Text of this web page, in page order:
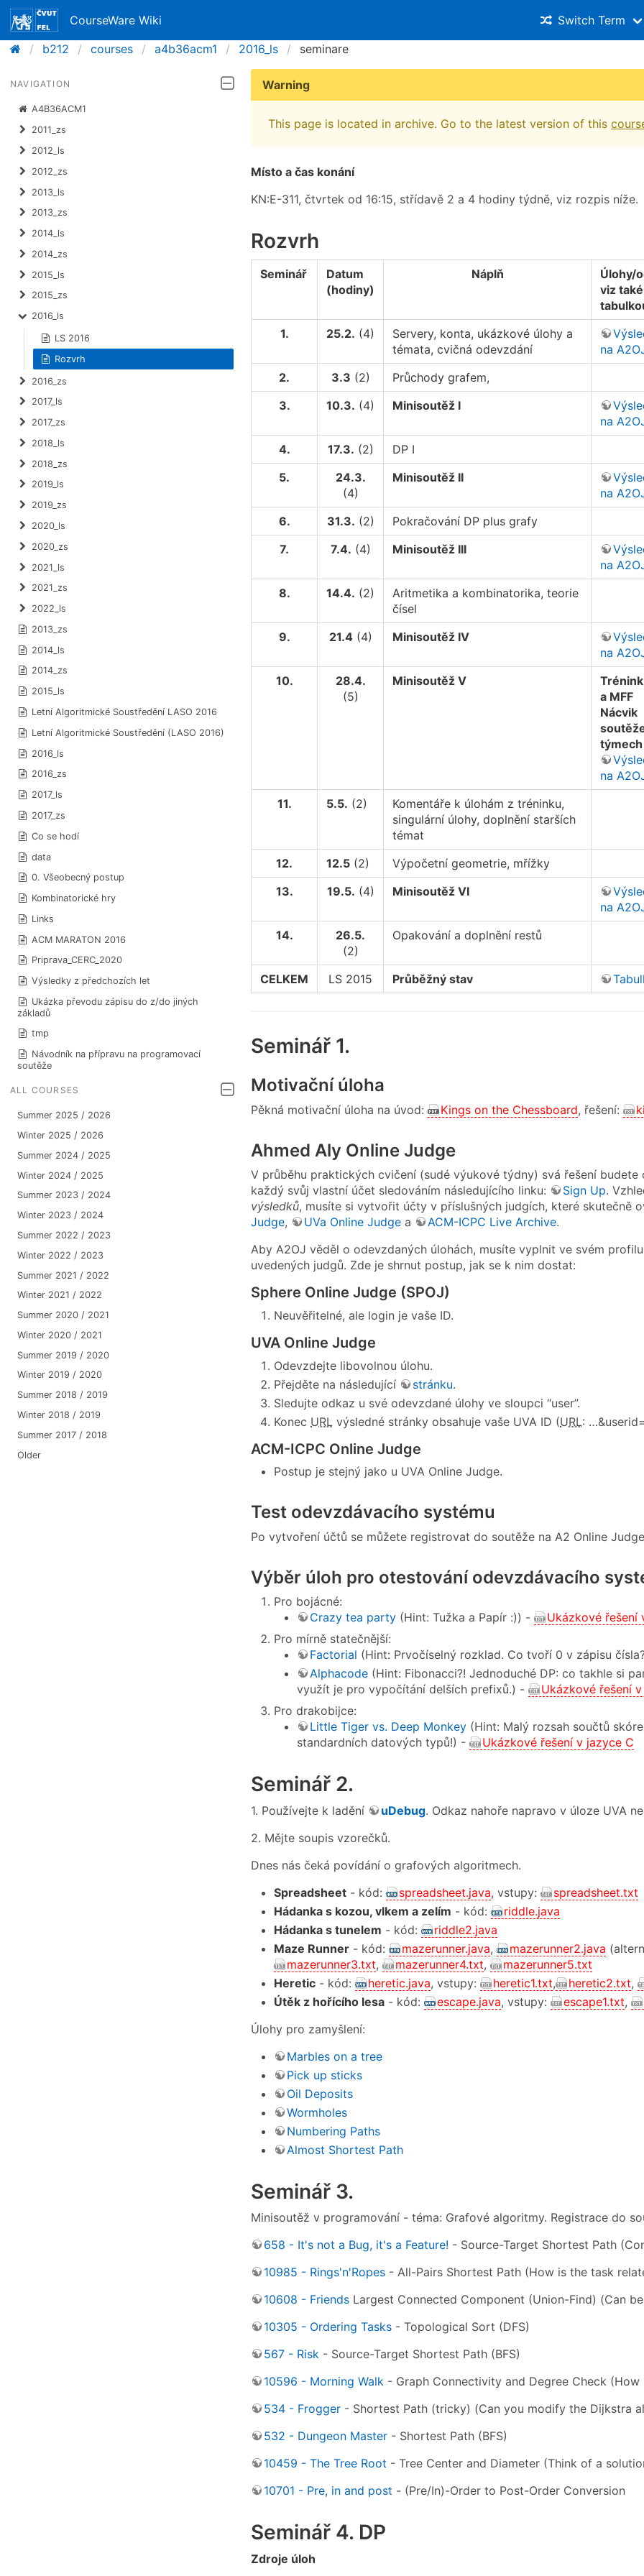
CourseWare Wiki Switch Term
b212
courses a4b36acm1 2016_ls seminare
NAVIGATION
A4B36ACM1
2011_zs
2012_ls
2012_zs
2013_ls
2013_zs
2014_ls
2014_zs
2015_ls
2015_zs
2016_ls
LS 2016
Rozvrh
2016_zs
2017_ls
2017_zs
2018_ls
2018_zs
2019_ls
2019_zs
2020_ls
2020_zs
2021_ls
2021_zs
2022_ls
2013_zs
2014_ls
2014_zs
2015_ls
Letní Algoritmické Soustředění LASO 2016
Letní Algoritmické Soustředění (LASO 2016)
2016_ls
2016_zs
2017_ls
2017_zs
Co se hodí
data
0. Všeobecný postup
Kombinatorické hry
Links
ACM MARATON 2016
Priprava_CERC_2020
Výsledky z předchozích let
Ukázka převodu zápisu do z/do jiných
základů
tmp
Návodník na přípravu na programovací
soutěže
ALL COURSES
Summer 2025 / 2026
Winter 2025 / 2026
Summer 2024 / 2025
Winter 2024 / 2025
Summer 2023 / 2024
Winter 2023 / 2024
Summer 2022 / 2023
Winter 2022 / 2023
Summer 2021 / 2022
Winter 2021 / 2022
Summer 2020 / 2021
Winter 2020 / 2021
Summer 2019 / 2020
Winter 2019 / 2020
Summer 2018 / 2019
Winter 2018 / 2019
Summer 2017 / 2018
Older
Warning
This page is located in archive. Go to the latest version of this
Místo a čas konání
KN:E-311, čtvrtek od 16:15, střídavě 2 a 4 hodiny týdně, viz rozpis níže.
Rozvrh
Seminář
Datum
(hodiny)
Náplň
Úlohy/
viz
1.
25.2. (4)
Servery, konta, ukázkové úlohy a
témata, cvičná odevzdání
na
2.
3.3 (2)
Průchody grafem,
3.
10.3. (4) Minisoutěž I
na
4.
17.3. (2)
DP I
5.
24.3.
(4)
Minisoutěž II
na
6.
31.3. (2)
Pokračování DP plus grafy
7.
7.4. (4) Minisoutěž III
na
8.
14.4. (2)
Aritmetika a kombinatorika, teorie
čísel
9.
21.4(4) Minisoutěž IV
na
10.
28.4.
(5)
Minisoutěž V
Trénink
a MFF
Nácvik
týmech
na
11.
5.5. (2)
Komentáře k úlohám z tréninku,
singulární úlohy, doplnění starších
témat
12.
12.5 (2)
Výpočetní geometrie, mřížky
13.
19.5. (4) Minisoutěž VI
na
14.
26.5.
(2)
Opakování a doplnění restů
CELKEM LS 2015 Průběžný stav
Seminář 1.
Motivační úloha
Pěkná motivační úloha na úvod: Kings on the Chessboard, řešení:
Ahmed Aly Online Judge
V průběhu praktických cvičení (sudé výukové týdny) svá řešení budete
každý svůj vlastní účet sledováním následujícího linku:
Sign Up.
výsledků, musíte si vytvořit účty v příslušných judgích, které skutečně
Judge, UVa Online Judge a ACM-ICPC Live Archive.
Aby A2OJ věděl o odevzdaných úlohách, musíte vyplnit ve svém
uvedených judgů. Zde je shrnut postup, jak se k nim dostat:
Sphere Online Judge (SPOJ)
Neuvěřitelné, ale login je vaše ID.
UVA Online Judge
Odevzdejte libovolnou úlohu.
Přejděte na následující
stránku.
Sledujte odkaz u své odevzdané úlohy ve sloupci “user”.
Konec URL výsledné stránky obsahuje vaše UVA ID (URL:
ACM-ICPC Online Judge
Postup je stejný jako u UVA Online Judge.
Test odevzdávacího systému
Po vytvoření účtů se můžete registrovat do soutěže na A2 Online
Výběr úloh pro otestování odevzdávacího
Pro bojácné:
Crazy tea party (Hint: Tužka a Papír :)) -
Ukázkové řešení
Pro mírně statečnější:
Factorial (Hint: Prvočíselný rozklad. Co tvoří 0 v zápisu
Alphacode (Hint: Fibonacci?! Jednoduché DP: co takhle si
využít je pro vypočítání delších prefixů.) -
Ukázkové řešení
Pro drakobijce:
Little Tiger vs. Deep Monkey (Hint: Malý rozsah součtů
standardních datových typů!) -
Ukázkové řešení v jazyce C
Seminář 2.
1. Používejte k ladění uDebug. Odkaz nahoře napravo v úloze UVA
2. Mějte soupis vzorečků.
Dnes nás čeká povídání o grafových algoritmech.
Spreadsheet - kód: spreadsheet.java, vstupy:
spreadsheet.txt
Hádanka s kozou, vlkem a zelím - kód:
riddle.java
Hádanka s tunelem - kód:
riddle2.java
Maze Runner - kód: mazerunner.java, mazerunner2.java
mazerunner3.txt, mazerunner4.txt,
mazerunner5.txt
Heretic - kód: heretic.java, vstupy: heretic1.txt, heretic2.txt,
Útěk z hořícího lesa - kód: escape.java, vstupy: escape1.txt,
Úlohy pro zamyšlení:
Marbles on a tree
Pick up sticks
Oil Deposits
Wormholes
Numbering Paths
Almost Shortest Path
Seminář 3.
Minisoutěž v programování - téma: Grafové algoritmy. Registrace do
658 - It's not a Bug, it's a Feature! - Source-Target Shortest Path
10985 - Rings'n'Ropes - All-Pairs Shortest Path (How is the task
10608 - Friends Largest Connected Component (Union-Find) (Can
10305 - Ordering Tasks - Topological Sort (DFS)
567 - Risk - Source-Target Shortest Path (BFS)
10596 - Morning Walk - Graph Connectivity and Degree Check
534 - Frogger - Shortest Path (tricky) (Can you modify the Dijkstra
532 - Dungeon Master - Shortest Path (BFS)
10459 - The Tree Root - Tree Center and Diameter (Think of a
10701 - Pre, in and post - (Pre/In)-Order to Post-Order Conversion
Seminář 4. DP
Zdroje úloh